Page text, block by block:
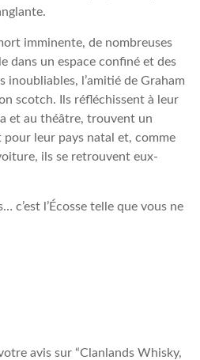
imminente, de nombreuses
dans un espace confiné et des
inoubliables, l’amitié de Graham
scotch. Ils réfléchissent à leur
et au théâtre, trouvent un
leur pays natal et, comme
ils se retrouvent eux-
c’est l’Écosse telle que vous ne
avis sur “ClanlandsWhisky,